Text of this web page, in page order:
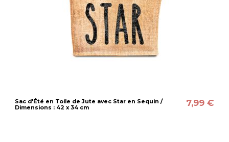
Sac d'Été en Toile de Jute avec Star en Sequin /
Dimensions : 42 x 34 cm
7,99 €